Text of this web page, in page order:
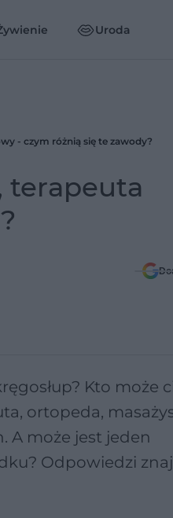
Uroda
- czym różnią się te zawody?
terapeuta
Kto może
ortopeda,
A może jest jeden
Odpowiedzi